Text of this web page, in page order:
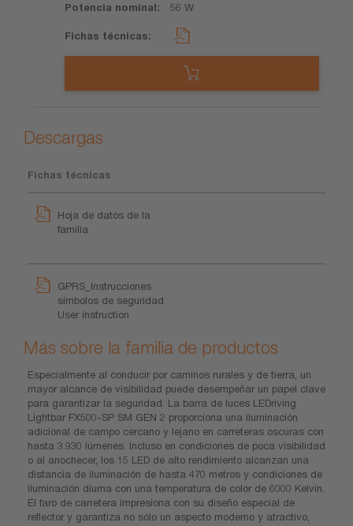
56 W
Descargas
Fichas técnicas
Hoja de datos de la
familia
GPRS_Instrucciones
símbolos de seguridad
User instruction
Más sobre la familia de productos
Especialmente al conducir por caminos rurales y de tierra, un
mayor alcance de visibilidad puede desempeñar un papel clave
para garantizar la seguridad. La barra de luces LEDriving
Lightbar FX500-SP SM GEN 2 proporciona una iluminación
adicional de campo cercano y lejano en carreteras oscuras con
hasta 3.930 lúmenes. Incluso en condiciones de poca visibilidad
o al anochecer, los 15 LED de alto rendimiento alcanzan una
distancia de iluminación de hasta 470 metros y condiciones de
iluminación diurna con una temperatura de color de 6000 Kelvin.
El faro de carretera impresiona con su diseño especial de
reflector y garantiza no sólo un aspecto moderno y atractivo,